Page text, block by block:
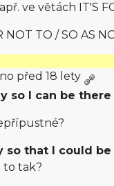
ve větách IT'S
NOT TO / SO AS
před 18 lety
so I can be
so that I could
to tak?